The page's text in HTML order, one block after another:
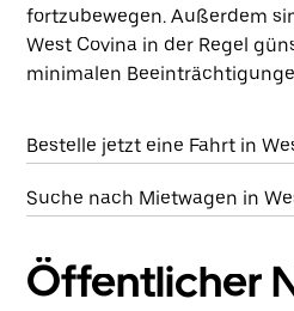
fortzubewegen. Außerdem
West Covina in der Regel
minimalen
Bestelle jetzt eine Fahrt in
Suche nach Mietwagen in
Öffentlicher